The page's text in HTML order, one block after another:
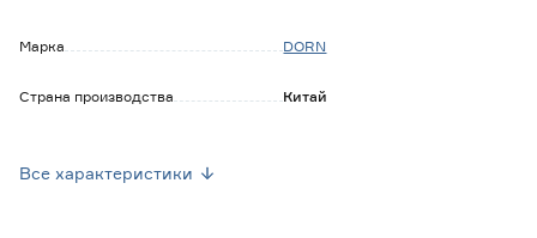
Марка DORN
Страна производства Китай
Все характеристики